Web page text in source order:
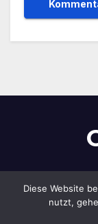
Stolz
Diese Website
nutzt,